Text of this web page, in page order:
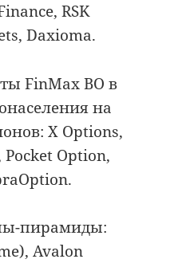
RSK
Daxioma.
FinMax BO в
на
X Options,
Option,
пирамиды:
Avalon